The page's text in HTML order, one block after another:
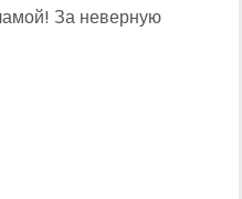
За неверную